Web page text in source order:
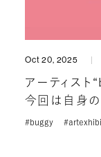
Oct 20, 2025
アーティスト
今回は自身の
#buggy